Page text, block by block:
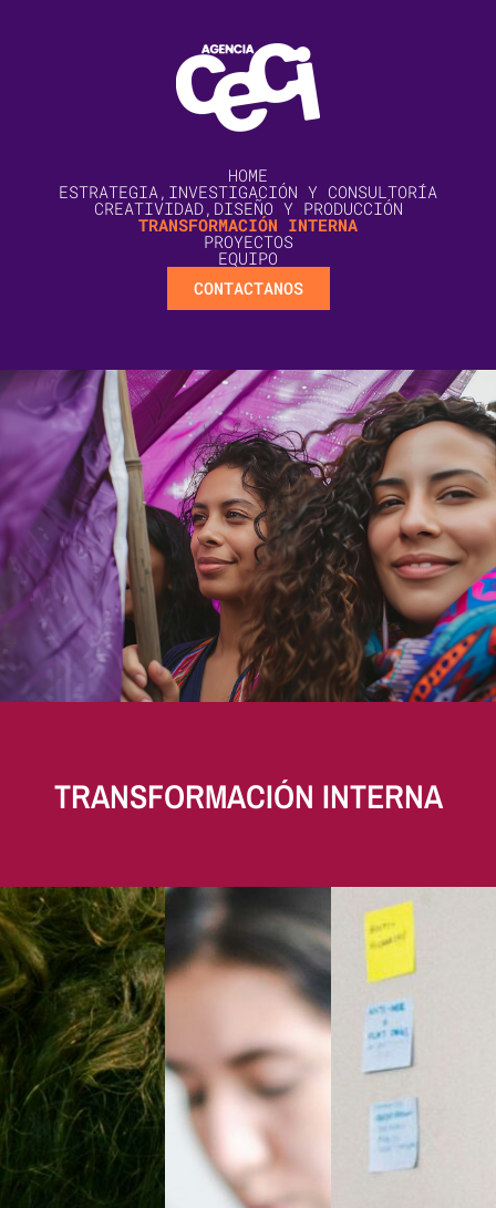
HOME
ESTRATEGIA,INVESTIGACIÓN Y CONSULTORÍA
CREATIVIDAD,DISEÑO Y PRODUCCIÓN
TRANSFORMACIÓN INTERNA
PROYECTOS
EQUIPO
CONTACTANOS
TRANSFORMACIÓN INTERNA